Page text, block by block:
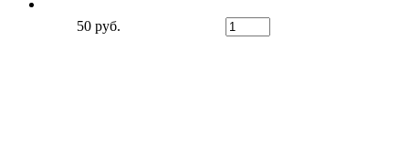
50 руб.